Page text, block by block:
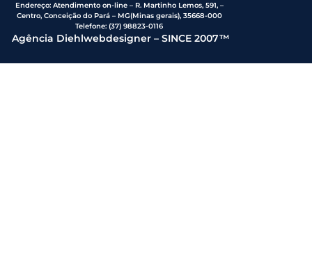
Endereço: Atendimento on-line – R. Martinho Lemos, 591, –
Centro, Conceição do Pará – MG(Minas gerais), 35668-000
Telefone:(37) 98823-0116
Agência Diehlwebdesigner – SINCE 2007™